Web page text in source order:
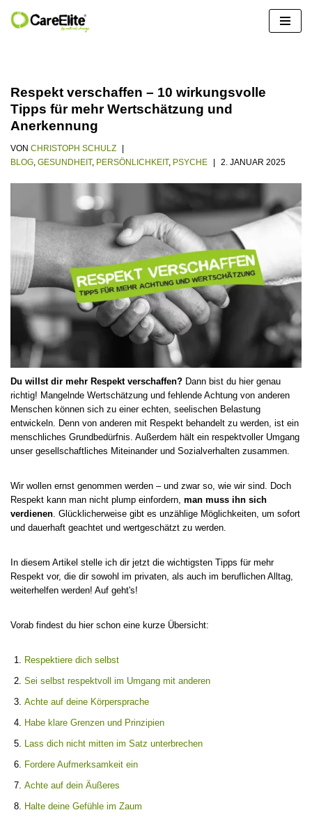
Respekt verschaffen – 10 wirkungsvolle
Tipps für mehr Wertschätzung und
Anerkennung
VON CHRISTOPH SCHULZ
BLOG GESUNDHEIT, PERSÖNLICHKEIT, PSYCHE 2. JANUAR 2025
Du willst dir mehr Respekt verschaffen? Dann bist du hier genau
richtig! Mangelnde Wertschätzung und fehlende Achtung von anderen
Menschen können sich zu einer echten, seelischen Belastung
entwickeln. Denn von anderen mit Respekt behandelt zu werden, ist ein
menschliches Grundbedürfnis. Außerdem hält ein respektvoller Umgang
unser gesellschaftliches Miteinander und Sozialverhalten zusammen.
Wir wollen ernst genommen werden – und zwar so, wie wir sind. Doch
Respekt kann man nicht plump einfordern, man muss ihn sich
verdienen. Glücklicherweise gibt es unzählige Möglichkeiten, um sofort
und dauerhaft geachtet und wertgeschätzt zu werden.
In diesem Artikel stelle ich dir jetzt die wichtigsten Tipps für mehr
Respekt vor, die dir sowohl im privaten, als auch im beruflichen Alltag,
weiterhelfen werden! Auf geht's!
Vorab findest du hier schon eine kurze Übersicht:
Respektiere dich selbst
Sei selbst respektvoll im Umgang mit anderen
Achte auf deine Körpersprache
Habe klare Grenzen und Prinzipien
Lass dich nicht mitten im Satz unterbrechen
Fordere Aufmerksamkeit ein
Achte auf dein Äußeres
Halte deine Gefühle im Zaum